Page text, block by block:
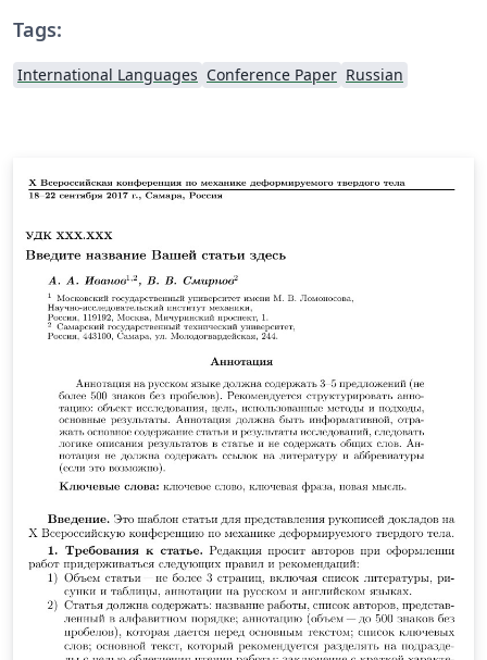
Tags:
International Languages Conference Paper Russian